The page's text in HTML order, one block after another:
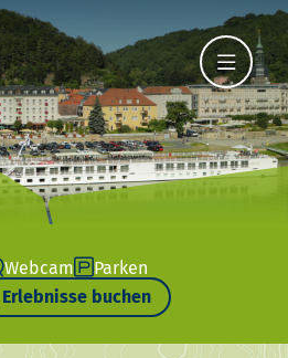
Webcam
Parken
Erlebnisse buchen